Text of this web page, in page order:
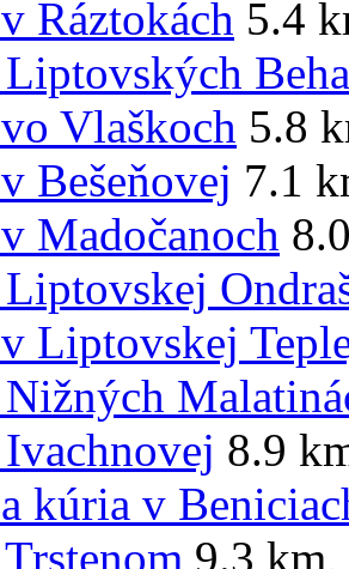
Ráztokách 5.4
Vlaškoch 5.8
Bešeňovej 7.1
Madočanoch
Liptovskej
8.9
kúria v
9.3 km,